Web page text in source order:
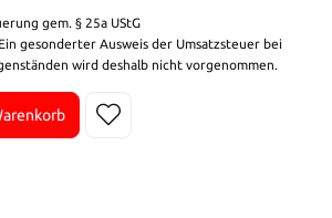
gem. § 25a UStG
gesonderter Ausweis der Umsatzsteuer bei
wird deshalb nicht vorgenommen.